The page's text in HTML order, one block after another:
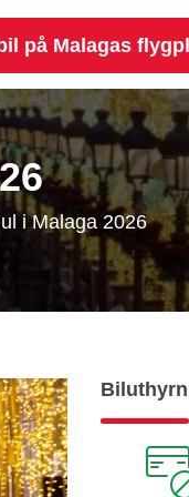
på Malagas
i Malaga 2026